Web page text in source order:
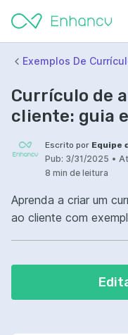
Exemplos De
Currículo de
cliente: guia
Escrito por Equipe
Pub: 3/31/2025 •
8 min de leitura
Aprenda a criar um
ao cliente com